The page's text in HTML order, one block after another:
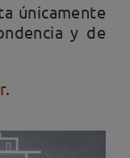
únicamente
y de
.